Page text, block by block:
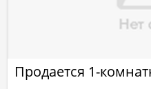
Продается 1-